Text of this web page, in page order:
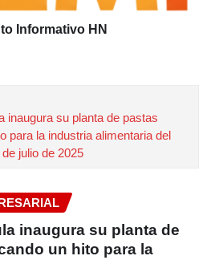
Informativo HN
inaugura su planta de pastas
para la industria alimentaria del
julio de 2025
inaugura su planta de
un hito para la